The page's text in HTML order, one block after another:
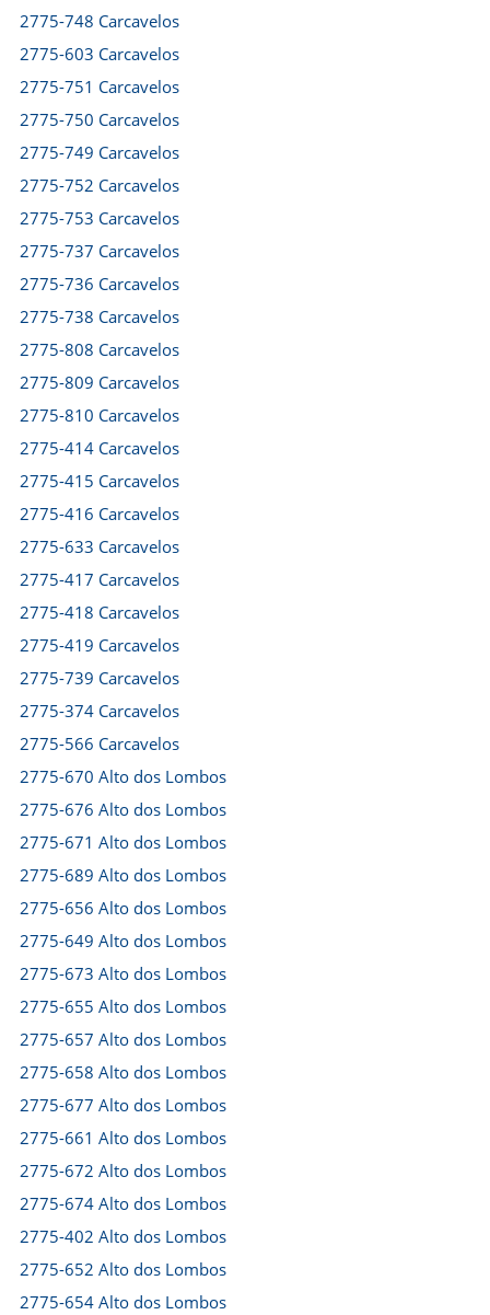
2775-748 Carcavelos
2775-603 Carcavelos
2775-751 Carcavelos
2775-750 Carcavelos
2775-749 Carcavelos
2775-752 Carcavelos
2775-753 Carcavelos
2775-737 Carcavelos
2775-736 Carcavelos
2775-738 Carcavelos
2775-808 Carcavelos
2775-809 Carcavelos
2775-810 Carcavelos
2775-414 Carcavelos
2775-415 Carcavelos
2775-416 Carcavelos
2775-633 Carcavelos
2775-417 Carcavelos
2775-418 Carcavelos
2775-419 Carcavelos
2775-739 Carcavelos
2775-374 Carcavelos
2775-566 Carcavelos
2775-670 Alto dos Lombos
2775-676 Alto dos Lombos
2775-671 Alto dos Lombos
2775-689 Alto dos Lombos
2775-656 Alto dos Lombos
2775-649 Alto dos Lombos
2775-673 Alto dos Lombos
2775-655 Alto dos Lombos
2775-657 Alto dos Lombos
2775-658 Alto dos Lombos
2775-677 Alto dos Lombos
2775-661 Alto dos Lombos
2775-672 Alto dos Lombos
2775-674 Alto dos Lombos
2775-402 Alto dos Lombos
2775-652 Alto dos Lombos
2775-654 Alto dos Lombos